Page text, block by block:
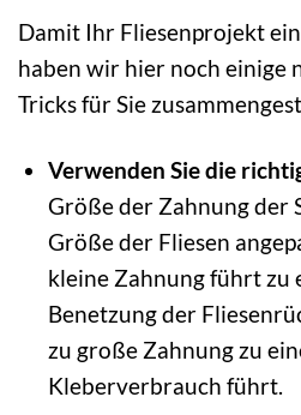
Damit Ihr Fliesenprojekt
haben wir hier noch einige
Tricks für Sie
Verwenden Sie die
Größe der Zahnung der
Größe der Fliesen
kleine Zahnung führt zu
Benetzung der
zu große Zahnung zu
Kleberverbrauch führt.